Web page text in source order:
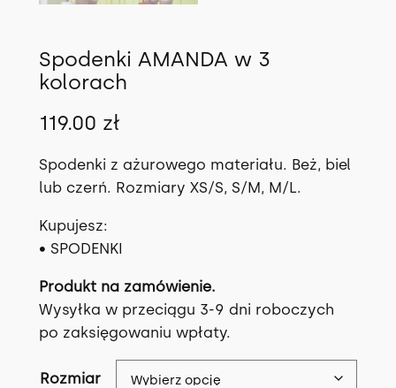
Spodenki AMANDA w 3
kolorach
119.00 zł
Spodenki z ażurowego materiału. Beż, biel
lub czerń. Rozmiary XS/S, S/M, M/L.
Kupujesz:
• SPODENKI
Produkt na zamówienie.
Wysyłka w przeciągu 3-9 dni roboczych
po zaksięgowaniu wpłaty.
Rozmiar